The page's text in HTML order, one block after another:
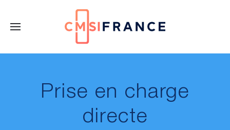
Prise en charge
directe